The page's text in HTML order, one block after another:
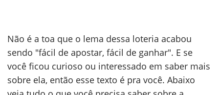
Não é a toa que o lema dessa loteria acabou
sendo "fácil de apostar, fácil de ganhar". E se
você ficou curioso ou interessado em saber mais
sobre ela, então esse texto é pra você. Abaixo